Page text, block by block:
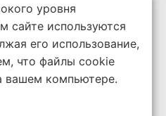
уровня
сайте используются
его использование,
что файлы cookie
вашем компьютере.